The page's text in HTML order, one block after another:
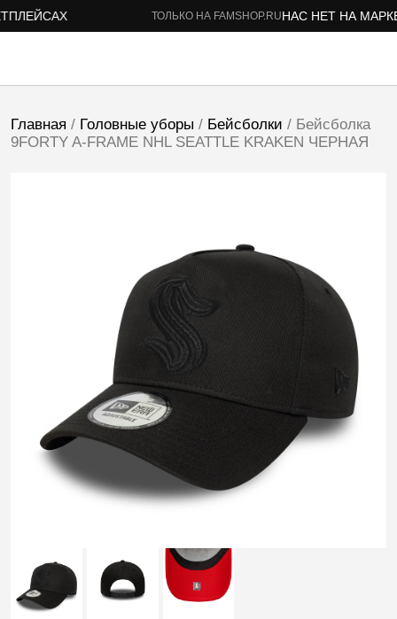
ТОЛЬКО НА FAMSHOP.RUНАС НЕТ НА
Главная / Головные уборы / Бейсболки / Бейсболка
9FORTY A-FRAME NHL SEATTLE KRAKEN ЧЕРНАЯ